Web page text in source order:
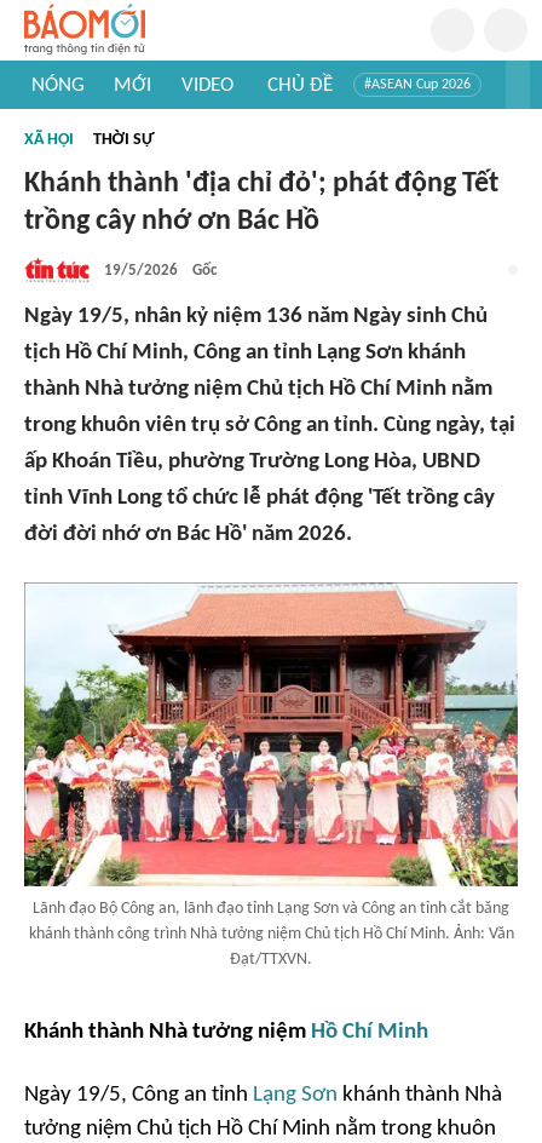
NÓNG MỚI VIDEO CHỦ ĐỀ #ASEAN Cup 2026
#Khám phá thế giới
XÃ HỘI THỜI SỰ
Khánh thành 'địa chỉ đỏ'; phát động Tết
trồng cây nhớ ơn Bác Hồ
19/5/2026 Gốc
Ngày 19/5, nhân kỷ niệm 136 năm Ngày sinh Chủ
tịch Hồ Chí Minh, Công an tỉnh Lạng Sơn khánh
thành Nhà tưởng niệm Chủ tịch Hồ Chí Minh nằm
trong khuôn viên trụ sở Công an tỉnh. Cùng ngày, tại
ấp Khoán Tiều, phường Trường Long Hòa, UBND
tỉnh Vĩnh Long tổ chức lễ phát động 'Tết trồng cây
đời đời nhớ ơn Bác Hồ' năm 2026.
Lãnh đạo Bộ Công an, lãnh đạo tỉnh Lạng Sơn và Công an tỉnh cắt băng
khánh thành công trình Nhà tưởng niệm Chủ tịch Hồ Chí Minh. Ảnh: Văn
Đạt/TTXVN.
Khánh thành Nhà tưởng niệm Hồ Chí Minh
Ngày 19/5, Công an tỉnh Lạng Sơn khánh thành Nhà
tưởng niệm Chủ tịch Hồ Chí Minh nằm trong khuôn